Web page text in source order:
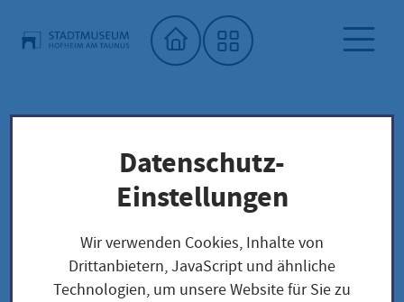
Startseite"
Stadtmuseum Sonderausstellungen
Archiv
Datenschutz-
Einstellungen
Wir verwenden Cookies, Inhalte von
Drittanbietern, JavaScript und ähnliche
Technologien, um unsere Website für Sie zu